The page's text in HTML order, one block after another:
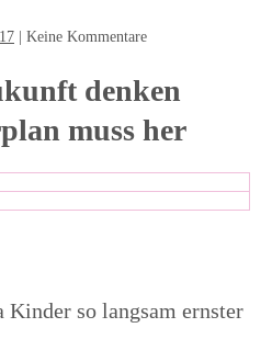
Keine Kommentare
denken
muss her
Kinder so langsam ernster